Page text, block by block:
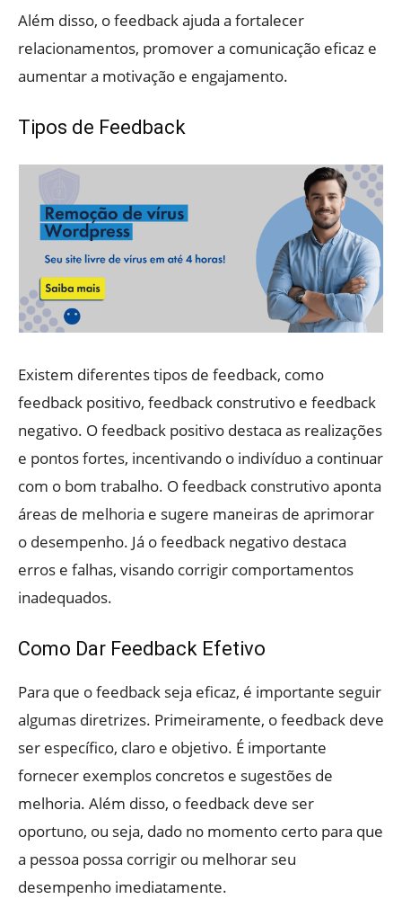
Além disso, o feedback ajuda a fortalecer
relacionamentos, promover a comunicação eficaz e
aumentar a motivação e engajamento.
Tipos de Feedback
Existem diferentes tipos de feedback, como
feedback positivo, feedback construtivo e feedback
negativo. O feedback positivo destaca as realizações
e pontos fortes, incentivando o indivíduo a continuar
com o bom trabalho. O feedback construtivo aponta
áreas de melhoria e sugere maneiras de aprimorar
o desempenho. Já o feedback negativo destaca
erros e falhas, visando corrigir comportamentos
inadequados.
Como Dar Feedback Efetivo
Para que o feedback seja eficaz, é importante seguir
algumas diretrizes. Primeiramente, o feedback deve
ser específico, claro e objetivo. É importante
fornecer exemplos concretos e sugestões de
melhoria. Além disso, o feedback deve ser
oportuno, ou seja, dado no momento certo para que
a pessoa possa corrigir ou melhorar seu
desempenho imediatamente.